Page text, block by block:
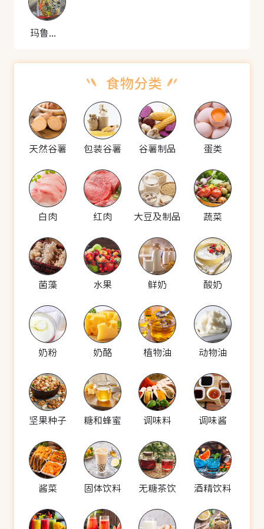
玛鲁哈 拉面
天然谷薯 包装谷薯 谷薯制品 蛋类
白肉 红肉 大豆及制品 蔬菜
菌藻 水果 鲜奶 酸奶
奶粉 奶酪 植物油 动物油
坚果种子 糖和蜂蜜 调味料 调味酱
酱菜 固体饮料 无糖茶饮 酒精饮料